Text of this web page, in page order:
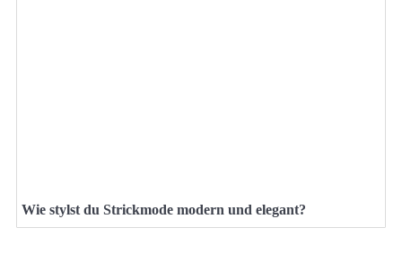
Wie stylst du Strickmode modern und elegant?